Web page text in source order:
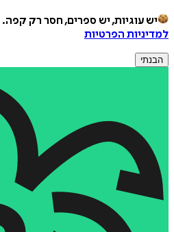
יש עוגיות, יש ספרים, חסר רק קפה.
למדיניות הפרטיות
הבנתי